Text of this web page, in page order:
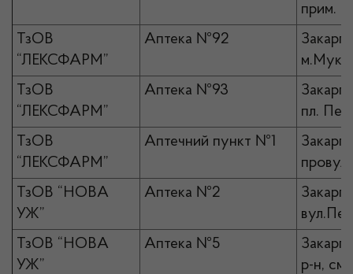
прим.
ТзОВ
“ЛЕКСФАРМ”
Аптека №92
ТзОВ
“ЛЕКСФАРМ”
Аптека №93
пл.
ТзОВ
“ЛЕКСФАРМ”
Аптечний пункт №1
ТзОВ “НОВА
УЖ”
Аптека №2
ТзОВ “НОВА
УЖ”
Аптека №5
р-н,